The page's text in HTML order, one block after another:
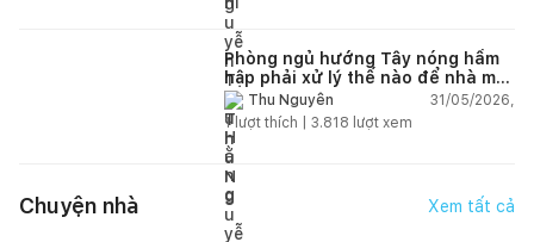
Phòng ngủ hướng Tây nóng hầm
hập phải xử lý thế nào để nhà mát
hơn?Thu Nguyễn
31/05/2026,
1lượt thích | 3.818 lượt xem
Chuyện nhà Xem tất cả